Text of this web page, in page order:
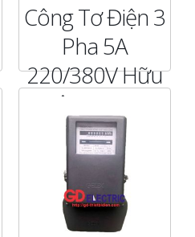
Công Tơ Điện 3
Pha 5A
220/380V Hữu
Công CCX1
CHI TIẾT